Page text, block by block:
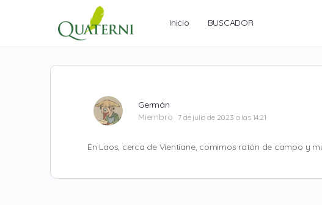
Inicio BUSCADOR
Germán
Miembro
7 de julio de 2023 a las 14:21
En Laos, cerca de Vientiane, comimos ratón de campo y